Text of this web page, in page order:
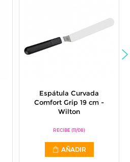
Espátula Curvada
Comfort Grip 19 cm -
Wilton
RECIBE (11/08)
AÑADIR